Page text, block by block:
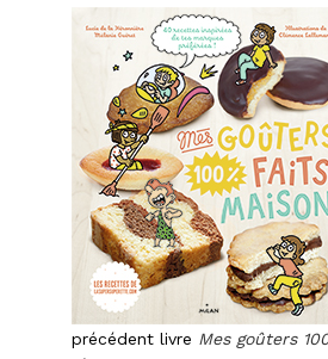
précédent livre Mes goûters